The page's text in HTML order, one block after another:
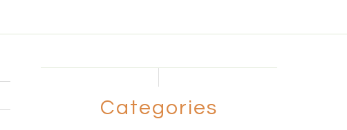
Categories